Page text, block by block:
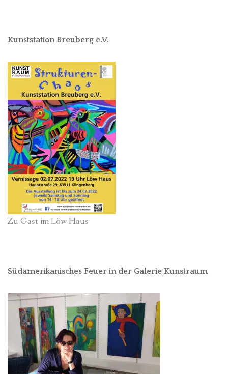
Kunststation Breuberg e.V.
Zu Gast im Löw Haus
Südamerikanisches Feuer in der Galerie Kunstraum